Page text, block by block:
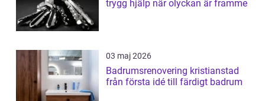
trygg hjälp när olyckan är framme
03 maj 2026
Badrumsrenovering kristianstad
från första idé till färdigt badrum